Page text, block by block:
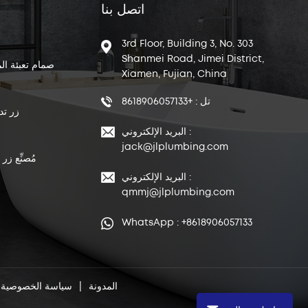
صمام تعبئة
زر
مُصنِّع زر
اتصل بنا
3rd Floor, Building 3, No. 303
Shanmei Road, Jimei District,
Xiamen, Fujian, China
تل : +8618906057133
البريد الإلكتروني :
jack@jlplumbing.com
البريد الإلكتروني :
qmmj@jlplumbing.com
WhatsApp : +8618906057133
المدونة سياسة الخصوصية